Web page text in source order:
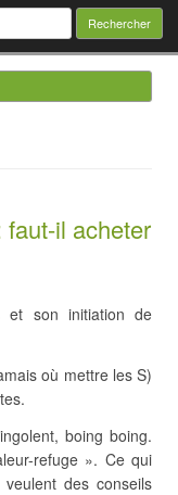
faut-il acheter
et son initiation de
où mettre les S)
boing boing.
refuge ». Ce qui
des conseils